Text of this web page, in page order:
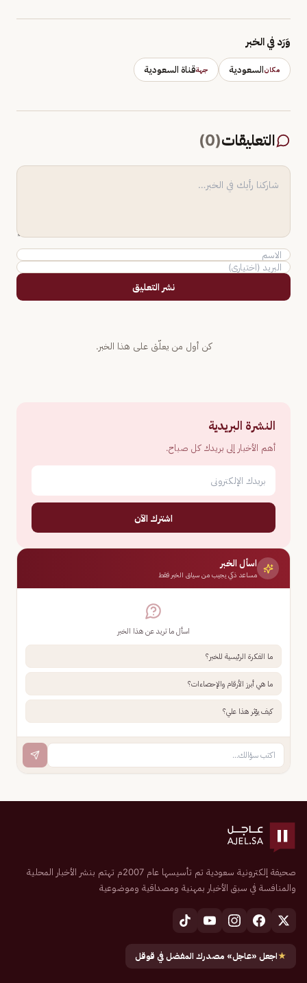
وَرَد في الخبر
مكانالسعودية جهةقناة السعودية
التعليقات(
0
)
نشر التعليق
كن أول من يعلّق على هذا الخبر.
النشرة البريدية
أهم الأخبار إلى بريدك كل صباح.
اشترك الآن
اسأل الخبر
مساعد ذكي يجيب من سياق الخبر فقط
اسأل ما تريد عن هذا الخبر
ما الفكرة الرئيسية للخبر؟
ما هي أبرز الأرقام والإحصاءات؟
كيف يؤثر هذا علي؟
صحيفة إلكترونية سعودية تم تأسيسها عام 2007م تهتم بنشر الأخبار المحلية
والمنافسة في سبق الأخبار بمهنية ومصداقية وموضوعية
★اجعل «عاجل» مصدرك المفضل في قوقل